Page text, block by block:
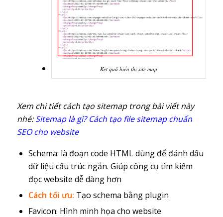
Kết quả hiển thị site map
Xem chi tiết cách tạo sitemap trong bài viết này
nhé:Sitemap là gì? Cách tạo file sitemap chuẩn
SEO cho website
Schema: là đoạn code HTML dùng để đánh dấu
dữ liệu cấu trúc ngắn. Giúp công cụ tìm kiếm
đọc website dễ dàng hơn
Cách tối ưu: Tạo schema bằng plugin
Favicon: Hình minh họa cho website